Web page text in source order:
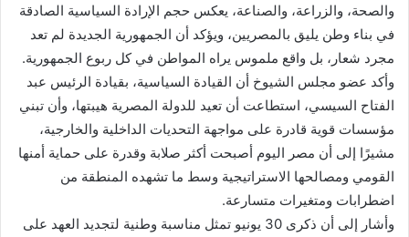
والصحة، والزراعة، والصناعة، يعكس حجم الإرادة السياسية الصادقة
في بناء وطن يليق بالمصريين، ويؤكد أن الجمهورية الجديدة لم تعد
مجرد شعار، بل واقع ملموس يراه المواطن في كل ربوع الجمهورية.
وأكد عضو مجلس الشيوخ أن القيادة السياسية، بقيادة الرئيس عبد
الفتاح السيسي، استطاعت أن تعيد للدولة المصرية هيبتها، وأن تبني
مؤسسات قوية قادرة على مواجهة التحديات الداخلية والخارجية،
مشيرًا إلى أن مصر اليوم أصبحت أكثر صلابة وقدرة على حماية أمنها
القومي ومصالحها الاستراتيجية وسط ما تشهده المنطقة من
اضطرابات ومتغيرات متسارعة.
وأشار إلى أن ذكرى 30 يونيو تمثل مناسبة وطنية لتجديد العهد على